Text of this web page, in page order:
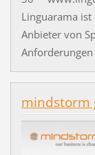
Linguarama
Anbieter von
mindstorm